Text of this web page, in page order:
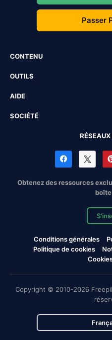
Passer
CONTENU
OUTILS
AIDE
SOCIÉTÉ
Obtenez des ressources
Conditions générales
Politique de cookies
Copyright © 2010-2026